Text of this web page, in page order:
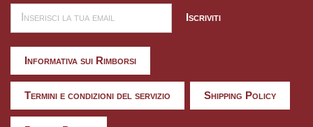
Iscriviti
Informativa sui Rimborsi
Termini e condizioni del servizio Shipping Policy